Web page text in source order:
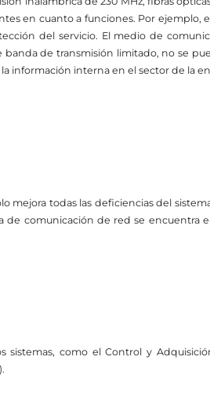
en cuanto a funciones. Por ejemplo,
del servicio. El medio de
de transmisión limitado, no se
información interna en el sector de la
mejora todas las deficiencias del
comunicación de red se encuentra
como el Control y